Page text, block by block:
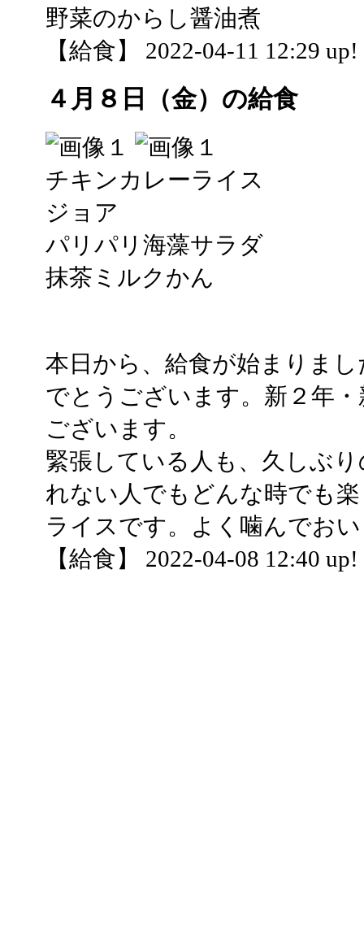
野菜のからし醤油煮
【給食】 2022-04-11 12:29 up!
４月８日（金）の給食
チキンカレーライス
ジョア
パリパリ海藻サラダ
抹茶ミルクかん
本日から、給食が始まりま
でとうございます。新２年
ございます。
緊張している人も、久しぶ
れない人でもどんな時でも
ライスです。よく噛んでお
【給食】 2022-04-08 12:40 up!